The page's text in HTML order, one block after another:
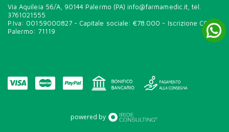
Via Aquileia 56/A, 90144 Palermo (PA) info@farmamedic.it, tel.
3761021555
P.Iva: 00159000827 - Capitale sociale: €78.000 - Iscrizione CCIAA
Palermo: 71119
powered by